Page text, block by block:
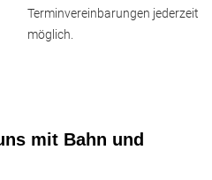
Terminvereinbarungen jederzeit
möglich.